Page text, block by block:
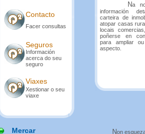
Contacto
Facer consultas
Seguros
Información
acerca do seu
seguro
Viaxes
Xestionar o seu
viaxe
Mercar
Na
información
carteira de
atopar casas
locais
poñerse en
para ampliar
aspecto.
Non